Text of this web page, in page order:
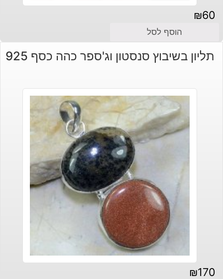
₪60
הוסף לסל
תליון בשיבוץ סנסטון וג'ספר כהה כסף 925
₪170